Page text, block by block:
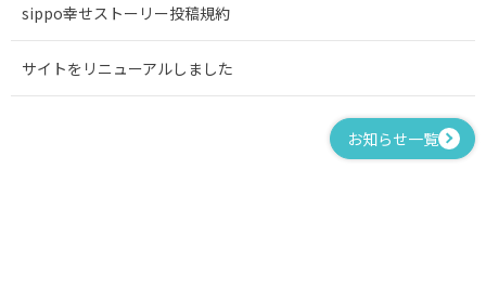
sippo幸せストーリー投稿規約
サイトをリニューアルしました
お知らせ一覧